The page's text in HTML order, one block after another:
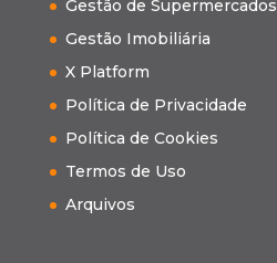
Gestão de Supermercados
Gestão Imobiliária
X Platform
Política de Privacidade
Política de Cookies
Termos de Uso
Arquivos